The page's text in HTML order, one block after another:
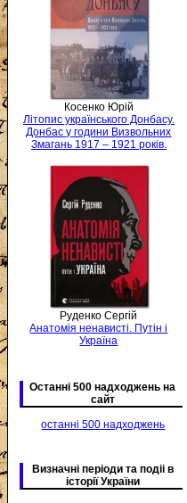
Косенко Юрій
Літопис українського Донбасу.
Донбас у години Визвольних
Змагань 1917 – 1921 років.
Руденко Сергій
Анатомія ненависті. Путін і
Україна
Останні 500 надходжень на
сайт
останні 500 надходжень
Визначні періоди та подіі в
історії України